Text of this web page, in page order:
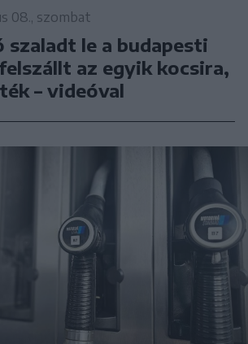
08., szombat
szaladt le a budapesti
az egyik kocsira,
– videóval